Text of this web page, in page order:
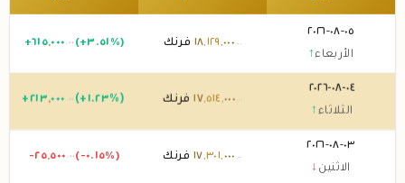
٠٥-٠٨-٢٠٢٦
الأربعاء↑
١٨,١٢٩,٠٠٠ .٠٠ فرنك +٦١٥,٠٠٠ .٠٠ (+٣.٥١%)
٠٤-٠٨-٢٠٢٦
الثلاثاء ↑
١٧,٥١٤,٠٠٠ فرنك +٢١٣,٠٠٠ .٠٠ (+١.٢٣%)
٠٣-٠٨-٢٠٢٦
الاثنين ↓
١٧,٣٠١,٠٠٠ .٠٠ فرنك -٢٥,٥٠٠ .٠٠ (-٠.١٥%)